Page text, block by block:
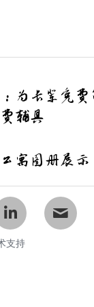
为长辈免费
辅具
寓图册展示
支持